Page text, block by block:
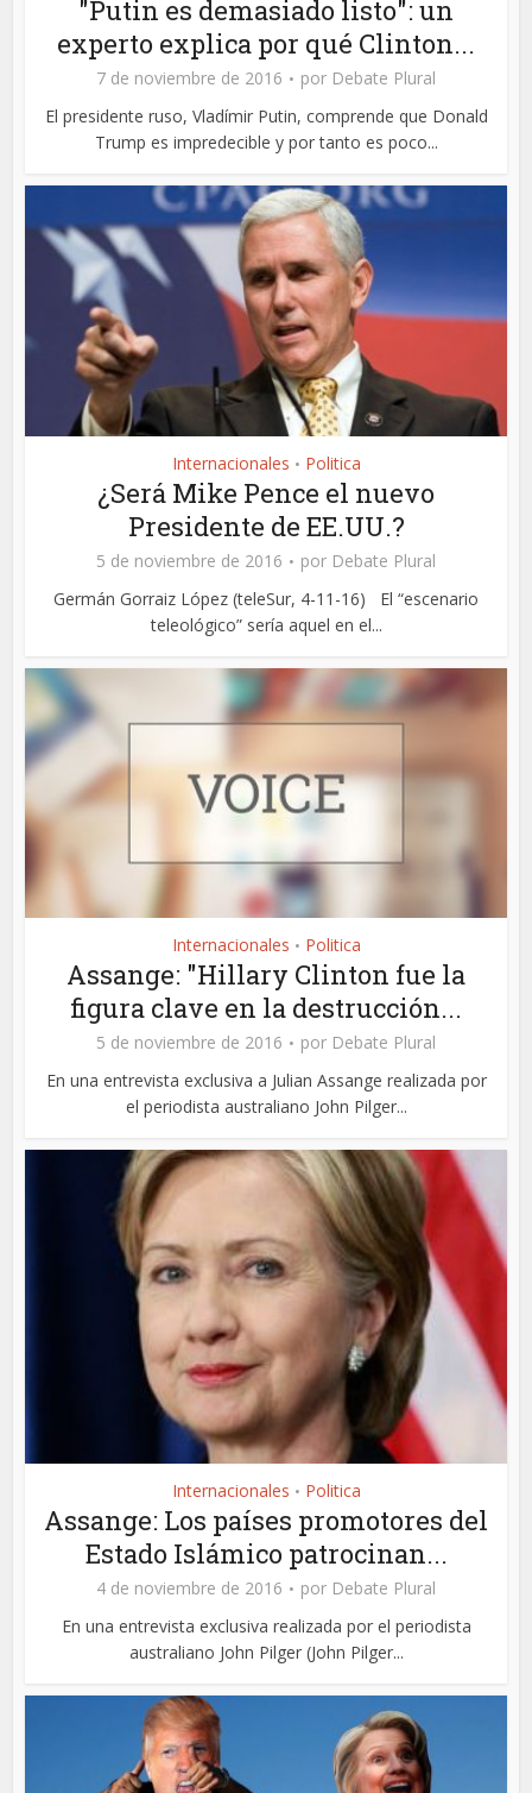
"Putin es demasiado listo": un
experto explica por qué Clinton...
7 de noviembre de 2016 por Debate Plural
El presidente ruso, Vladímir Putin, comprende que Donald
Trump es impredecible y por tanto es poco...
Internacionales • Politica
¿Será Mike Pence el nuevo
Presidente de EE.UU.?
5 de noviembre de 2016 por Debate Plural
Germán Gorraiz López (teleSur, 4-11-16) El “escenario
teleológico” sería aquel en el...
Internacionales • Politica
Assange: "Hillary Clinton fue la
figura clave en la destrucción...
5 de noviembre de 2016 por Debate Plural
En una entrevista exclusiva a Julian Assange realizada por
el periodista australiano John Pilger...
Internacionales • Politica
Assange: Los países promotores del
Estado Islámico patrocinan...
4 de noviembre de 2016 por Debate Plural
En una entrevista exclusiva realizada por el periodista
australiano John Pilger (John Pilger...